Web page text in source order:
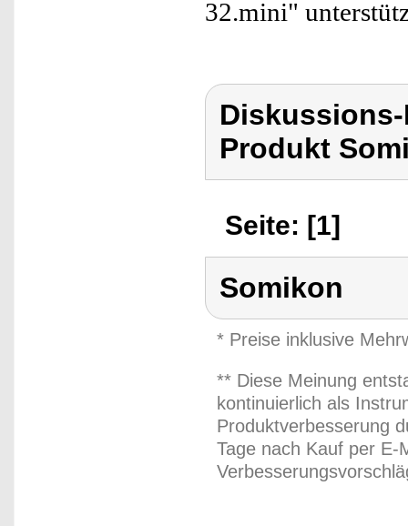
32.mini"
Produkt
Seite: [1]
Somikon
* Preise inklusive
** Diese Meinung
kontinuierlich als
Produktverbesserung
Tage nach Kauf per E-